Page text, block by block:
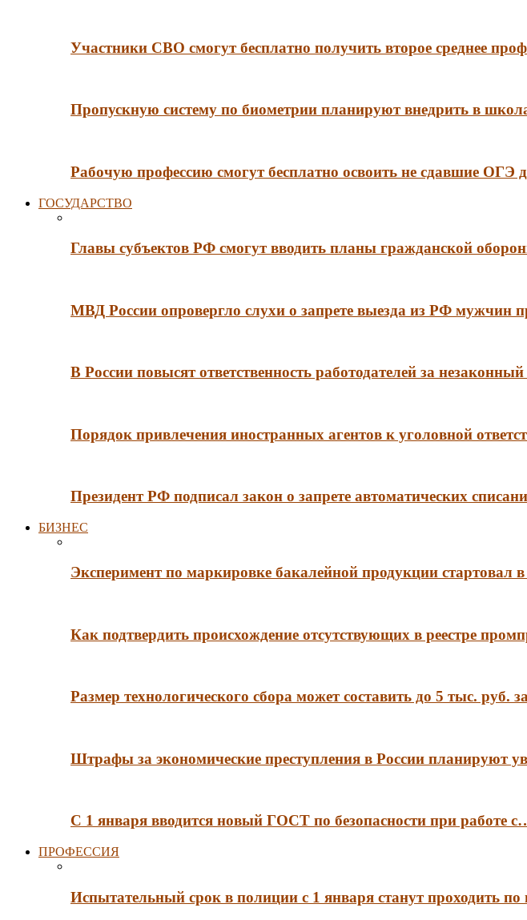
Участники СВО смогут бесплатно получить второе среднее
Пропускную систему по биометрии планируют внедрить в
Рабочую профессию смогут бесплатно освоить не сдавшие ОГЭ
ГОСУДАРСТВО
Главы субъектов РФ смогут вводить планы гражданской
МВД России опровергло слухи о запрете выезда из РФ мужчин
В России повысят ответственность работодателей за
Порядок привлечения иностранных агентов к уголовной
Президент РФ подписал закон о запрете автоматических
БИЗНЕС
Эксперимент по маркировке бакалейной продукции стартовал
Как подтвердить происхождение отсутствующих в реестре
Размер технологического сбора может составить до 5 тыс. руб.
Штрафы за экономические преступления в России планируют
С 1 января вводится новый ГОСТ по безопасности при работе
ПРОФЕССИЯ
Испытательный срок в полиции с 1 января станут проходить